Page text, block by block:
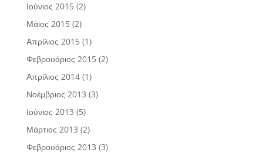
Ιούνιος 2015(2)
Μάιος 2015(2)
Απρίλιος 2015(1)
Φεβρουάριος 2015(2)
Απρίλιος 2014(1)
Νοέμβριος 2013 (3)
Ιούνιος 2013 (5)
Μάρτιος 2013 (2)
Φεβρουάριος 2013 (3)